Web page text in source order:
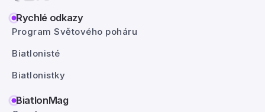
Rychlé odkazy
Program Světového poháru
Biatlonisté
Biatlonistky
BiatlonMag